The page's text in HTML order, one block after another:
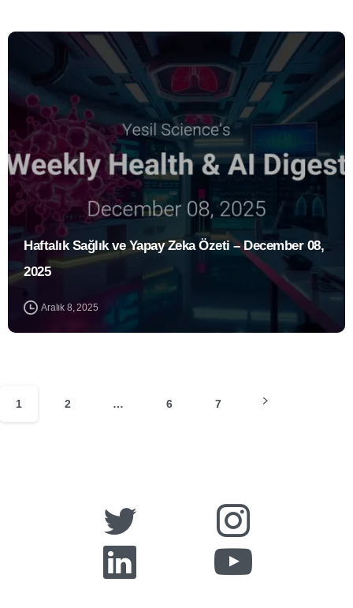
Haftalık Sağlık ve Yapay Zeka Özeti – December 08,
2025
Aralık 8, 2025
1 2 … 6 7